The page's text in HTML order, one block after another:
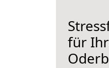
für